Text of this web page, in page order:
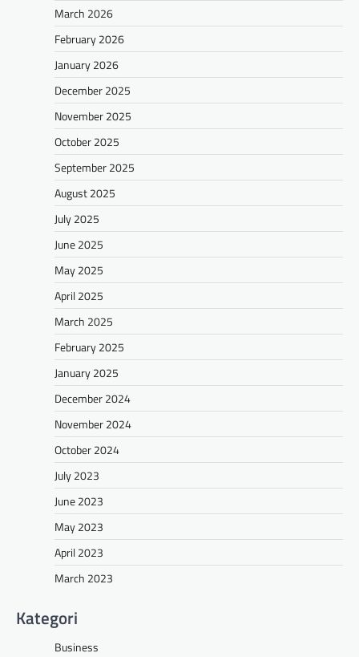
March 2026
February 2026
January 2026
December 2025
November 2025
October 2025
September 2025
August 2025
July 2025
June 2025
May 2025
April 2025
March 2025
February 2025
January 2025
December 2024
November 2024
October 2024
July 2023
June 2023
May 2023
April 2023
March 2023
Kategori
Business